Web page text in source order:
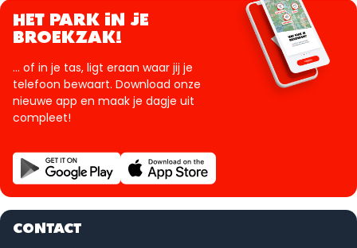
HET PARK IN JE
BROEKZAK!
... of in je tas, ligt eraan waar jij je
telefoon bewaart. Download onze
nieuwe app en maak je dagje uit
compleet!
CONTACT